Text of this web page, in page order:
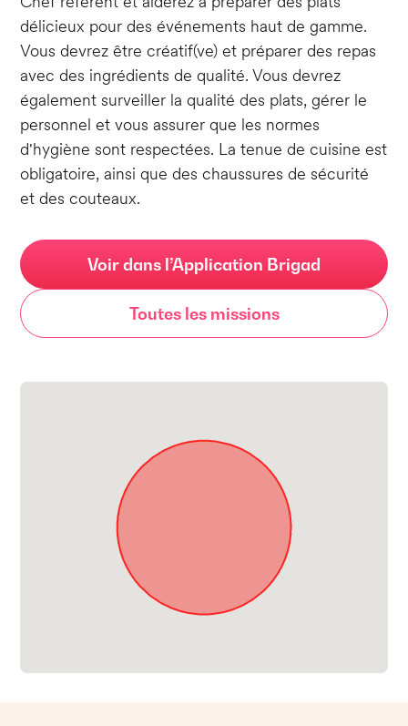
délicieux pour des événements haut de gamme.
Vous devrez être créatif(ve) et préparer des repas
avec des ingrédients de qualité. Vous devrez
également surveiller la qualité des plats, gérer le
personnel et vous assurer que les normes
d'hygiène sont respectées. La tenue de cuisine est
obligatoire, ainsi que des chaussures de sécurité
et des couteaux.
Voir dans l’Application Brigad
Toutes les missions